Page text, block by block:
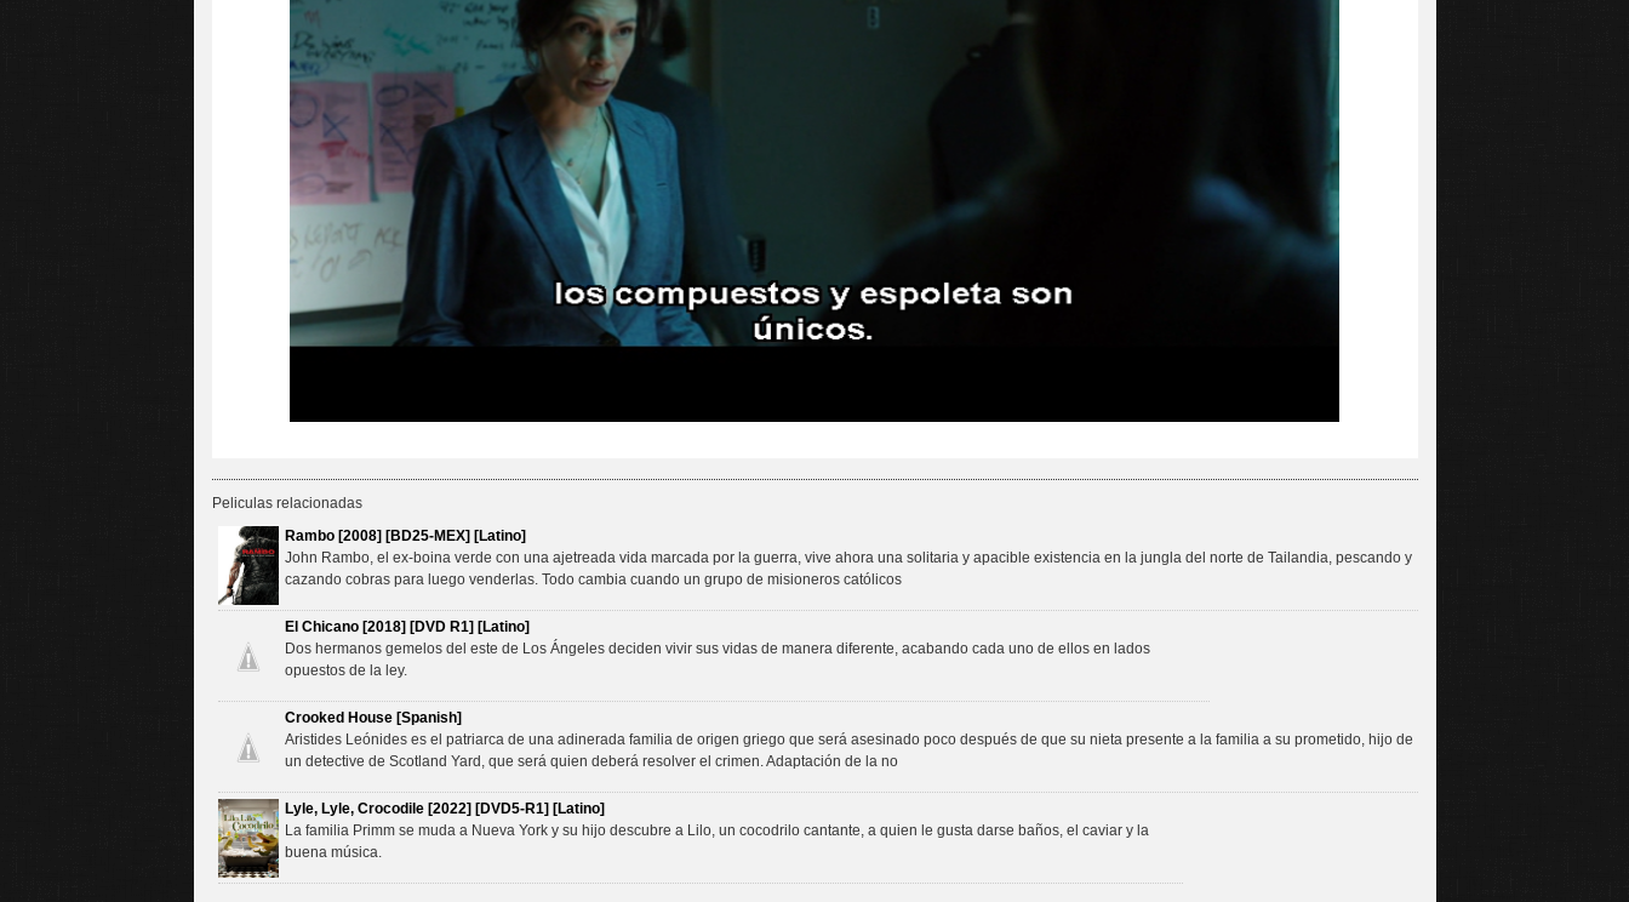
Peliculas relacionadas
Rambo [2008] [BD25-MEX] [Latino]
John Rambo, el ex-boina verde con una ajetreada vida marcada por la guerra, vive ahora una solitaria y apacible existencia en la jungla del norte de Tailandia, pescando y
cazando cobras para luego venderlas. Todo cambia cuando un grupo de misioneros católicos
El Chicano [2018] [DVD R1] [Latino]
Dos hermanos gemelos del este de Los Ángeles deciden vivir sus vidas de manera diferente, acabando cada uno de ellos en lados
opuestos de la ley.
Crooked House [Spanish]
Aristides Leónides es el patriarca de una adinerada familia de origen griego que será asesinado poco después de que su nieta presente a la familia a su prometido, hijo de
un detective de Scotland Yard, que será quien deberá resolver el crimen. Adaptación de la no
Lyle, Lyle, Crocodile [2022] [DVD5-R1] [Latino]
La familia Primm se muda a Nueva York y su hijo descubre a Lilo, un cocodrilo cantante, a quien le gusta darse baños, el caviar y la
buena música.